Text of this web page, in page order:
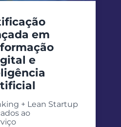
em
e
+ Lean Startup
ao